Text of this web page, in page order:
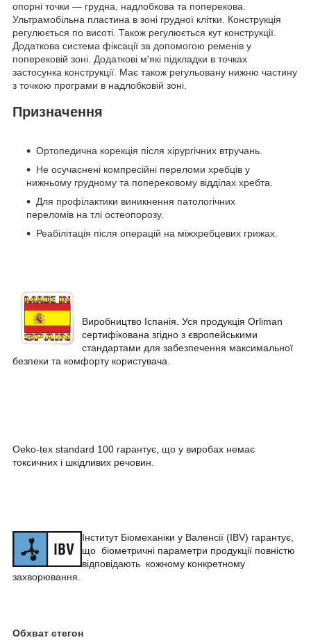
опорні точки — грудна, надлобкова та поперекова.
Ультрамобільна пластина в зоні грудної клітки. Конструкція
регулюється по висоті. Також регулюється кут конструкції.
Додаткова система фіксації за допомогою ременів у
поперековій зоні. Додаткові м'які підкладки в точках
застосунка конструкції. Має також регульовану нижню частину
з точкою програми в надлобковій зоні.
Призначення
Ортопедична корекція після хірургічних втручань.
Не осучаснені компресійні переломи хребців у
нижньому грудному та поперековому відділах хребта.
Для профілактики виникнення патологічних
переломів на тлі остеопорозу.
Реабілітація після операцій на міжхребцевих грижах.
Виробництво Іспанія. Уся продукція Orliman
сертифікована згідно з європейськими
стандартами для забезпечення максимальної
безпеки та комфорту користувача.
Oeko-tex standard 100 гарантує, що у виробах немає
токсичних і шкідливих речовин.
Інститут Біомеханіки у Валенсії (IBV) гарантує,
що біометричні параметри продукції повністю
відповідають кожному конкретному
захворювання.
Обхват стегон